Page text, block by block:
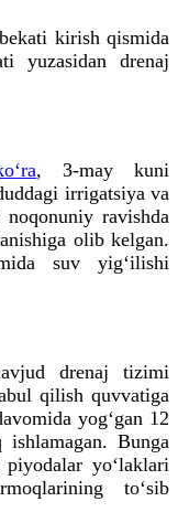
kirish qismida
yuzasidan drenaj
, 3-may kuni
irrigatsiya va
ravishda
olib kelgan.
suv yig‘ilishi
drenaj tizimi
qilish quvvatiga
yog‘gan 12
Bunga
yo‘laklari
to‘sib